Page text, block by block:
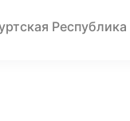
Республика